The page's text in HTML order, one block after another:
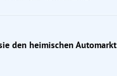
den heimischen Automarkt